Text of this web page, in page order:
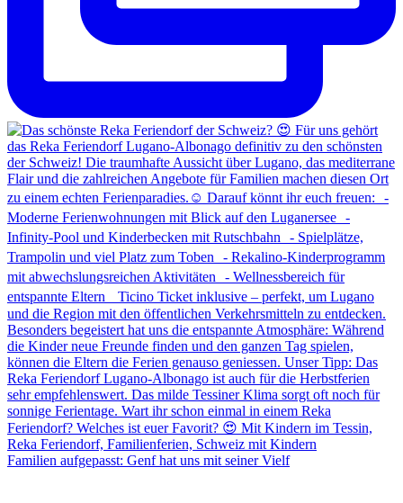
Familien aufgepasst: Genf hat uns mit seiner Vielf